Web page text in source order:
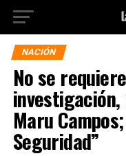
NACIÓN
No se
investigación,
Maru
Seguridad”